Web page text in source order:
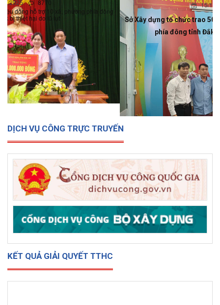
0
Sở Xây dựng tổ chức trao 500 triệu đồng hỗ trợ 10 xã, phường
phía đông tỉnh Đắk Lắk bị thiệt hại do lũ lụt
DỊCH VỤ CÔNG TRỰC TRUYẾN